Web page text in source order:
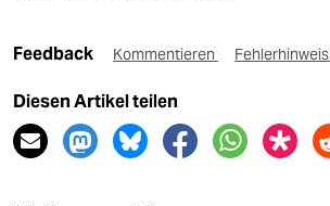
Feedback Kommentieren Fehlerhinweis
Diesen Artikel teilen